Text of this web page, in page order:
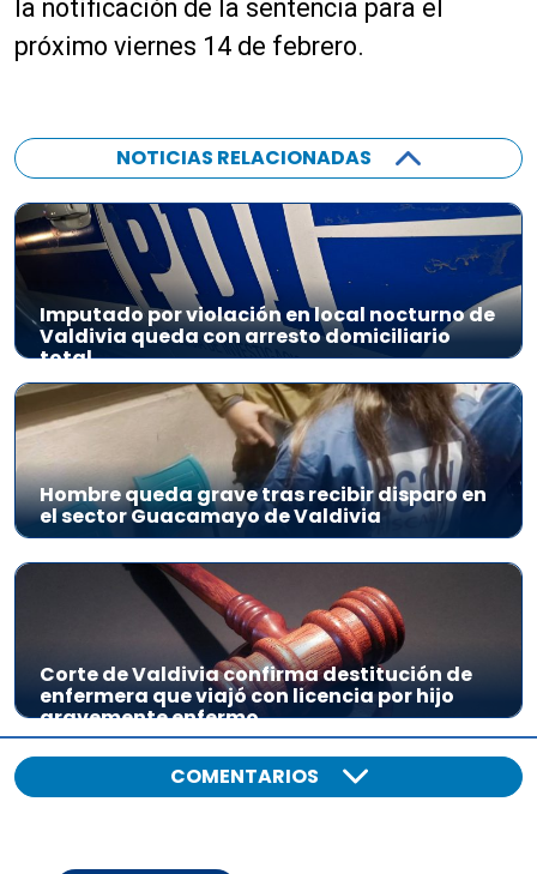
la notificación de la sentencia para el
próximo viernes 14 de febrero.
NOTICIAS RELACIONADAS
Imputado por violación en local nocturno de
Valdivia queda con arresto domiciliario
total
Hombre queda grave tras recibir disparo en
el sector Guacamayo de Valdivia
Corte de Valdivia confirma destitución de
enfermera que viajó con licencia por hijo
gravemente enfermo
COMENTARIOS